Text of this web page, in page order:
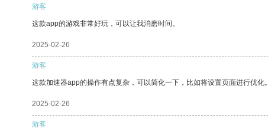
游客
这款app的游戏非常好玩，可以让我消磨时间。
2025-02-26
游客
这款加速器app的操作有点复杂，可以简化一下，比如将设置页面进行优化。
2025-02-26
游客